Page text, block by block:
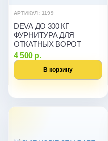
АРТИКУЛ: 1199
DEVA ДО 300 КГ
ФУРНИТУРА ДЛЯ
ОТКАТНЫХ ВОРОТ
4 500 р.
В корзину